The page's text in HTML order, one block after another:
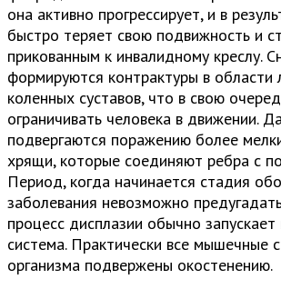
она активно прогрессирует, и в
быстро теряет свою подвижность и
прикованным к инвалидному креслу.
формируются контрактуры в области
коленных суставов, что в свою
ограничивать человека в движении.
подвергаются поражению более
хрящи, которые соединяют ребра с
Период, когда начинается стадия
заболевания невозможно
процесс дисплазии обычно
система. Практически все мышечные
организма подвержены окостенению.